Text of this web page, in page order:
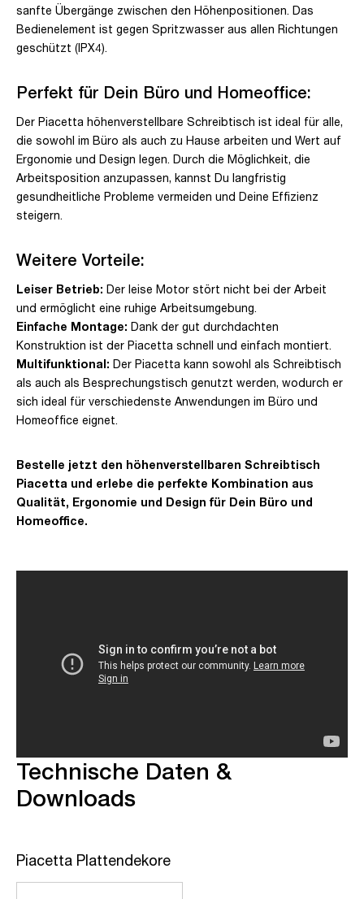
sanfte Übergänge zwischen den Höhenpositionen. Das
Bedienelement ist gegen Spritzwasser aus allen Richtungen
geschützt (IPX4).
Perfekt für Dein Büro und Homeoffice:
Der Piacetta höhenverstellbare Schreibtisch ist ideal für alle,
die sowohl im Büro als auch zu Hause arbeiten und Wert auf
Ergonomie und Design legen. Durch die Möglichkeit, die
Arbeitsposition anzupassen, kannst Du langfristig
gesundheitliche Probleme vermeiden und Deine Effizienz
steigern.
Weitere Vorteile:
Leiser Betrieb: Der leise Motor stört nicht bei der Arbeit
und ermöglicht eine ruhige Arbeitsumgebung.
Einfache Montage: Dank der gut durchdachten
Konstruktion ist der Piacetta schnell und einfach montiert.
Multifunktional: Der Piacetta kann sowohl als Schreibtisch
als auch als Besprechungstisch genutzt werden, wodurch er
sich ideal für verschiedenste Anwendungen im Büro und
Homeoffice eignet.
Bestelle jetzt den höhenverstellbaren Schreibtisch
Piacetta und erlebe die perfekte Kombination aus
Qualität, Ergonomie und Design für Dein Büro und
Homeoffice.
Technische Daten &
Downloads
Piacetta Plattendekore